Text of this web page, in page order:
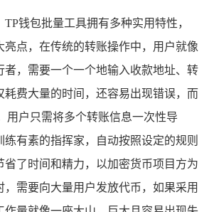
钱包批量工具拥有多种实用特性，
亮点，在传统的转账操作中，用户就像
者，需要一个一个地输入收款地址、转
耗费大量的时间，还容易出现错误，而
用户只需将多个转账信息一次性导
练有素的指挥家，自动按照设定的规则
省了时间和精力，以加密货币项目方为
需要向大量用户发放代币，如果采用